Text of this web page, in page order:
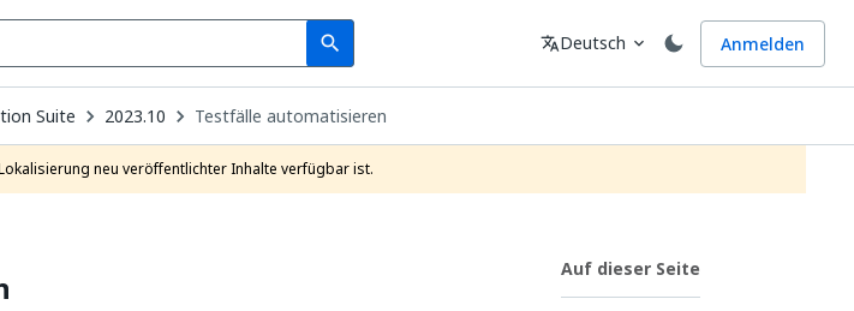
search
Search Sprache
translateDeutsch expand_more Anmelden
Suite 2023.10 Testfälle automatisieren
neu veröffentlichter Inhalte verfügbar ist.
Auf dieser Seite